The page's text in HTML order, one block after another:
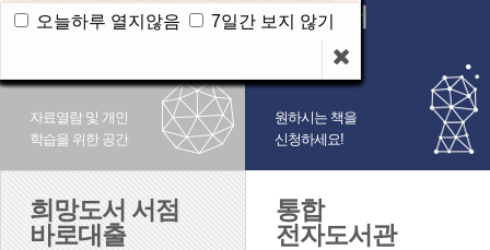
오늘하루 열지않음 7일간 보지 않기
오늘하루 열지않음 7일간 보지 않기
오늘하루 열지않음 7일간 보지 않기
오늘하루 열지않음 7일간 보지 않기
오늘하루 열지않음 7일간 보지 않기
오늘하루 열지않음 7일간 보지 않기
오늘하루 열지않음 7일간 보지 않기
오늘하루 열지않음 7일간 보지 않기
오늘하루 열지않음 7일간 보지 않기
오늘하루 열지않음 7일간 보지 않기
오늘하루 열지않음 7일간 보지 않기
오늘하루 열지않음 7일간 보지 않기
열람실
자료열람 및 개인
학습을 위한 공간
희망도서
원하시는 책을
신청하세요!
희망도서 서점
바로대출
통합
전자도서관